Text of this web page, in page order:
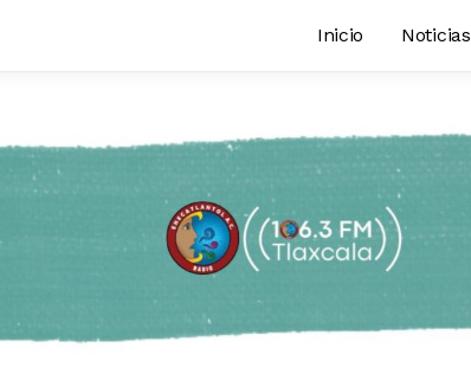
Inicio Noticias